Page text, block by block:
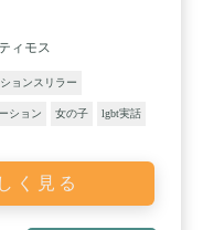
ィモス
ョンスリラー
ション 女の子 lgbt実話
く見る